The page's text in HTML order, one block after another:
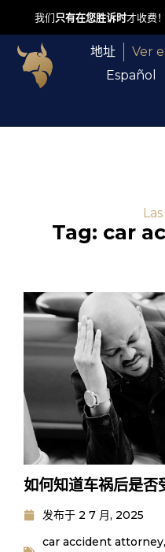
我们只有在您胜诉时才收费
地址
Ver
Español
Tag: car
如何知道车祸后是否
发布于 2 7 月, 2025
car accident attorney,